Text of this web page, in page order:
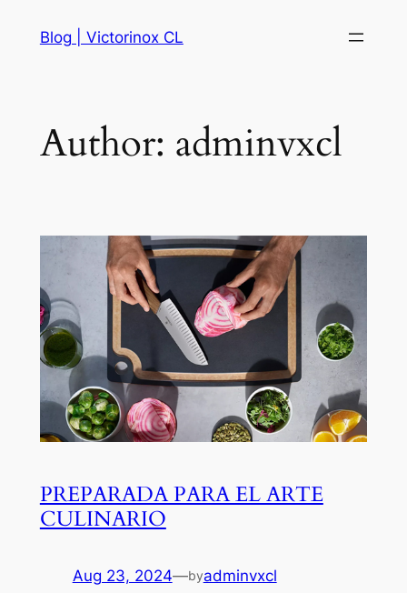
Blog | Victorinox CL
Author: adminvxcl
PREPARADA PARA EL ARTE
CULINARIO
Aug 23, 2024—byadminvxcl